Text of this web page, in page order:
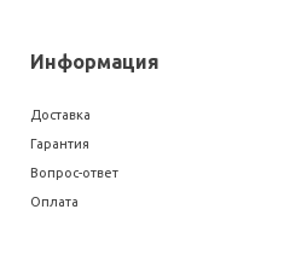
Информация
Доставка
Гарантия
Вопрос-ответ
Оплата